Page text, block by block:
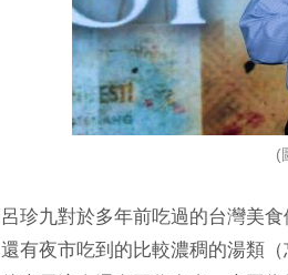
(
呂珍九對於多年前吃過的台灣美
還有夜市吃到的比較濃稠的湯類